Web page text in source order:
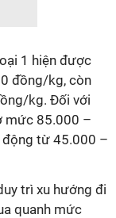
1 hiện được
đồng/kg, còn
kg. Đối với
mức 85.000 –
từ 45.000 –
trì xu hướng đi
quanh mức